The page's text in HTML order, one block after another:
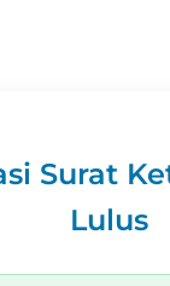
Surat
Lulus